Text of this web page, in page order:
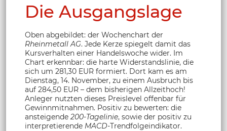
Die Ausgangslage
Oben abgebildet: der Wochenchart der
Rheinmetall AG. Jede Kerze spiegelt damit das
Kursverhalten einer Handelswoche wider. Im
Chart erkennbar: die harte Widerstandslinie, die
sich um 281,30 EUR formiert. Dort kam es am
Dienstag, 14. November, zu einem Ausbruch bis
auf 284,50 EUR – dem bisherigen Allzeithoch!
Anleger nutzten dieses Preislevel offenbar für
Gewinnmitnahmen. Positiv zu bewerten: die
ansteigende 200-Tagelinie, sowie der positiv zu
interpretierende MACD-Trendfolgeindikator.